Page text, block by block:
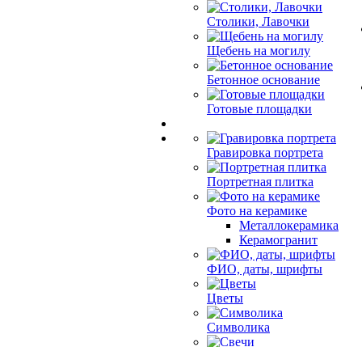
Столики, Лавочки
Щебень на могилу
Бетонное основание
Готовые площадки
Гравировка портрета
Портретная плитка
Фото на керамике
Металлокерамика
Керамогранит
ФИО, даты, шрифты
Цветы
Символика